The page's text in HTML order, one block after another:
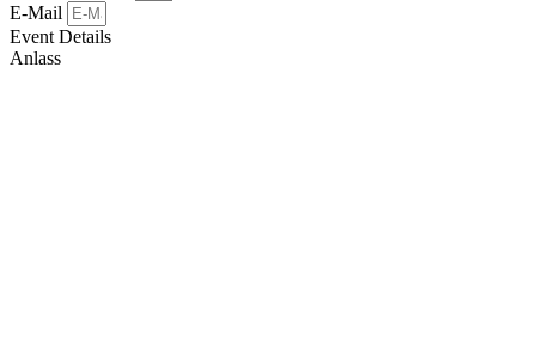
E-Mail
Event Details
Anlass